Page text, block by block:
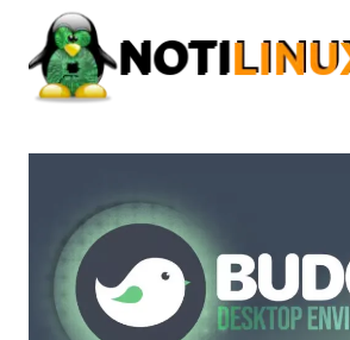
Saltar
contenido